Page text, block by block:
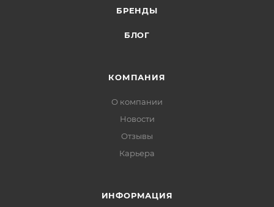
БРЕНДЫ
БЛОГ
КОМПАНИЯ
О компании
Новости
Отзывы
Карьера
ИНФОРМАЦИЯ